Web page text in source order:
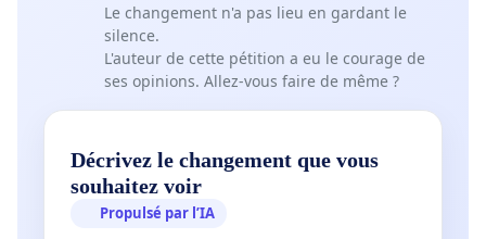
Le changement n'a pas lieu en gardant le
silence.
L'auteur de cette pétition a eu le courage de
ses opinions. Allez-vous faire de même ?
Décrivez le changement que vous
souhaitez voir
Propulsé par l’IA